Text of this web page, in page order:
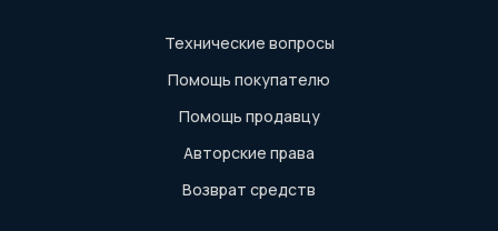
Технические вопросы
Помощь покупателю
Помощь продавцу
Авторские права
Возврат средств